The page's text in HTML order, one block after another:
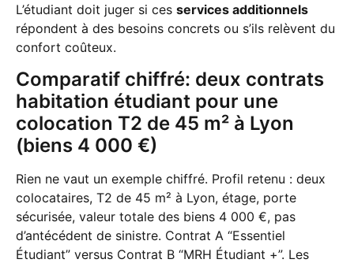
L’étudiant doit juger si ces services additionnels
répondent à des besoins concrets ou s’ils relèvent du
confort coûteux.
Comparatif chiffré: deux contrats
habitation étudiant pour une
colocation T2 de 45 m² à Lyon
(biens 4 000 €)
Rien ne vaut un exemple chiffré. Profil retenu : deux
colocataires, T2 de 45 m² à Lyon, étage, porte
sécurisée, valeur totale des biens 4 000 €, pas
d’antécédent de sinistre. Contrat A “Essentiel
Étudiant” versus Contrat B “MRH Étudiant +”. Les